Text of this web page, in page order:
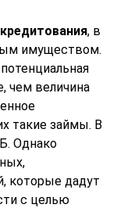
, в
имуществом.
чем величина
такие займы. В
Однако
которые дадут
с целью